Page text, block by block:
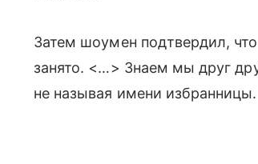
Затем шоумен подтвердил,
занято. <…> Знаем мы друг
не называя имени избранницы.